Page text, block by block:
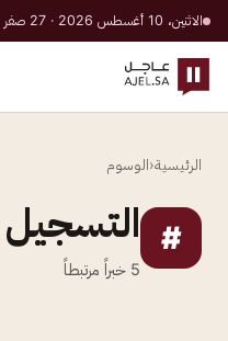
الاثنين، 10 أغسطس 2026 · 27 صفر 1448 هـ
الرئيسية‹الوسوم
# التسجيل
5 خبراً مرتبطاً